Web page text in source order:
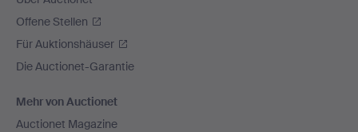
Offene Stellen
Für Auktionshäuser
Die Auctionet-Garantie
Mehr von Auctionet
Auctionet Magazine